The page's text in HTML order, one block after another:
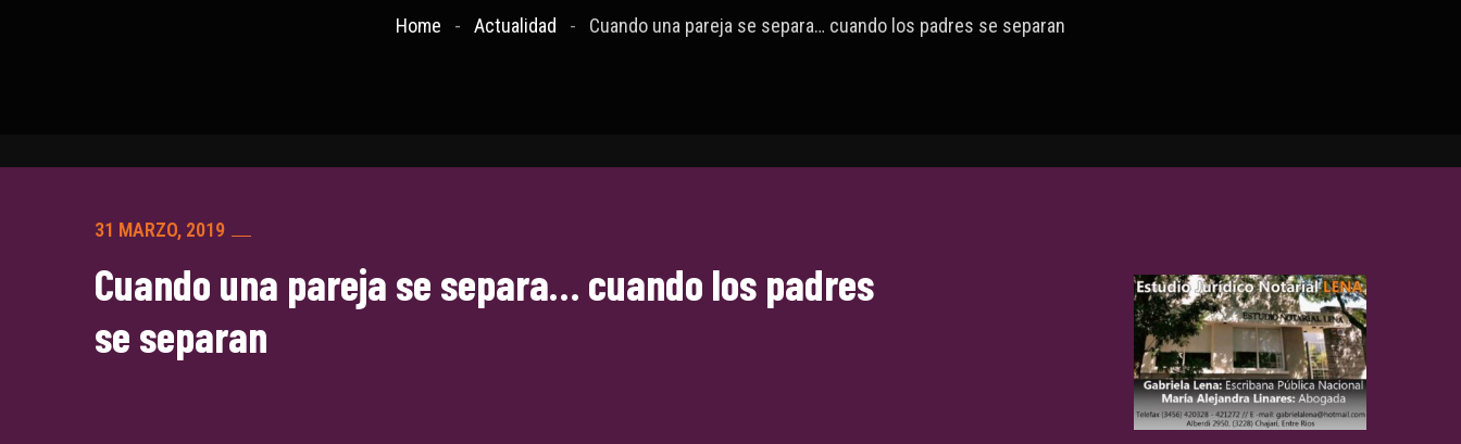
Home Actualidad Cuando una pareja se separa… cuando los padres se separan
31 MARZO, 2019
Cuando una pareja se separa… cuando los padres
se separan